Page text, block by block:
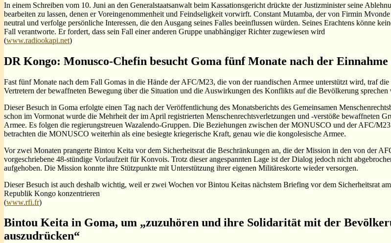
In einem Schreiben vom 10. Juni an den Generalstaatsanwalt beim Kassationsgericht drückte der Justizminister seine
bearbeiten zu lassen, denen er Voreingenommenheit und Feindseligkeit vorwirft. Constant Mutamba, der von Firmin
neutral und verfolge persönliche Interessen, die den Ausgang seines Falles beeinflussen würden. Seines Erachtens könne
Fall verantworte. Er fordert, dass sein Fall einer anderen Gruppe unabhängiger Richter zugewiesen wird
(www.radiookapi.net)
DR Kongo: Monusco-Chefin besucht Goma fünf Monate nach der
Fast fünf Monate nach dem Fall Gomas in die Hände der AFC/M23, die von der ruandischen Armee unterstützt wird, traf
Vertretern der bewaffneten Bewegung über die Situation und die Auswirkungen des Konflikts auf die Bevölkerung sprechen
Dieser Besuch in Goma erfolgte einen Tag nach der Veröffentlichung des Monatsberichts des Gemeinsamen
schon im Vormonat wurde die Mehrheit der im April registrierten Menschenrechtsverletzungen und -verstöße bewaffneten
Armee. Es folgen die regierungstreuen Wazalendo-Gruppen. Die Beziehungen zwischen der MONUSCO und der AFC/
betrachten die MONUSCO weiterhin als eine besiegte kriegerische Kraft, genau wie die kongolesische Armee.
Vor zwei Monaten prangerte Bintou Keita vor dem Sicherheitsrat die Beschränkungen an, die der Mission in den von der
vorgeschriebene 48-stündige Vorlaufzeit für Konvois. Trotz dieser angespannten Lage ist der Dialog jedoch nicht
aufgehoben. Die Mission konnte ihre Stützpunkte mit Unterstützung ihrer eigenen Militäreskorte wieder versorgen.
Dieser Besuch ist auch deshalb wichtig, weil er zwei Wochen vor Bintou Keitas nächstem Briefing vor dem Sicherheitsrat
Republik Kongo konzentrieren
(www.rfi.fr)
Bintou Keita in Goma, um „zuzuhören und ihre Solidarität mit der
auszudrücken“